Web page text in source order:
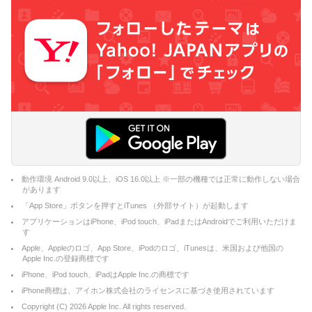
動作環境 Android 9.0以上、iOS 16.0以上 ※一部の機種では正常に動作しない場合
があります
「App Store」ボタンを押すとiTunes （外部サイト）が起動します
アプリケーションはiPhone、iPod touch、iPadまたはAndroidでご利用いただけま
す
Apple、Appleのロゴ、App Store、iPodのロゴ、iTunesは、米国および他国の
Apple Inc.の登録商標です
iPhone、iPod touch、iPadはApple Inc.の商標です
iPhone商標は、アイホン株式会社のライセンスに基づき使用されています
Copyright (C) 2026Apple Inc. All rights reserved.